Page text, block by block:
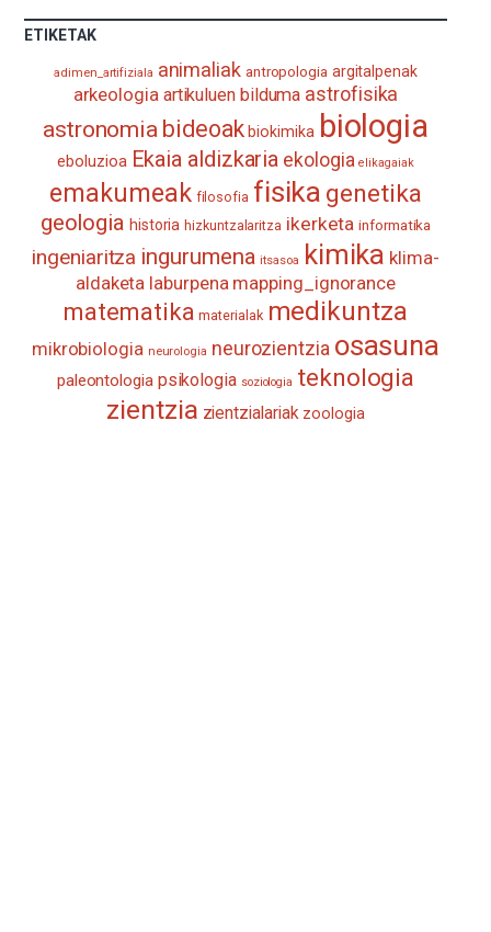
Aretoa-
EHU…
ETIKETAK
adimen_artifiziala animaliak antropologia argitalpenak
arkeologia artikuluen bilduma astrofisika
astronomia bideoak biokimika biologia
eboluzioa Ekaia aldizkaria ekologia elikagaiak
emakumeak filosofia fisika genetika
geologia historia hizkuntzalaritza ikerketa informatika
ingeniaritza ingurumena itsasoa kimika klima-
aldaketa laburpena mapping_ignorance
matematika materialak medikuntza
mikrobiologia neurologia neurozientzia osasuna
paleontologia psikologia soziologia teknologia
zientzia zientzialariak zoologia